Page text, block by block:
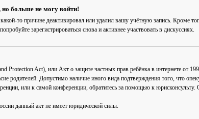
но больше не могу войти!
то причине деактивировал или удалил вашу учётную запись. Кроме
зарегистрироваться снова и активнее участвовать в дискуссиях.
Protection Act), или Акт о защите частных прав ребёнка в интернете от
родителей. Допустимо наличие иного вида подтверждения того, что
или к самой конференции, обратитесь за помощью к
данный акт не имеет юридической силы.